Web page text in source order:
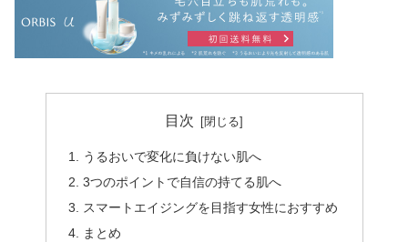
目次
うるおいで変化に負けない肌へ
3つのポイントで自信の持てる肌へ
スマートエイジングを目指す女性におすすめ
まとめ